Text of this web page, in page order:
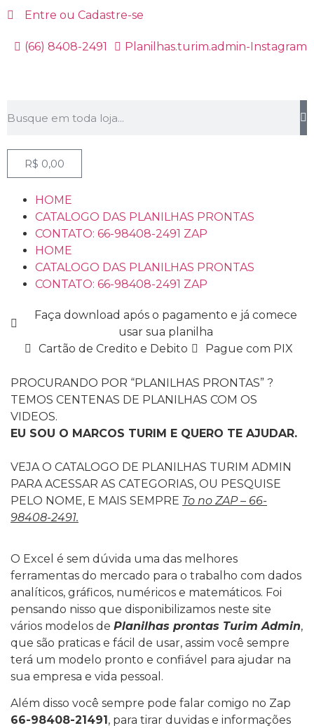
Entre ou Cadastre-se
(66) 8408-2491 Planilhas.turim.admin-Instagram
R$ 0,00
HOME
CATALOGO DAS PLANILHAS PRONTAS
CONTATO: 66-98408-2491 ZAP
HOME
CATALOGO DAS PLANILHAS PRONTAS
CONTATO: 66-98408-2491 ZAP
Faça download após o pagamento e já comece
usar sua planilha
Cartão de Credito e Debito
Pague com PIX
PROCURANDO POR “PLANILHAS PRONTAS” ?
TEMOS CENTENAS DE PLANILHAS COM OS
VIDEOS.
EU SOU O MARCOS TURIM E QUERO TE AJUDAR.
VEJA O CATALOGO DE PLANILHAS TURIM ADMIN
PARA ACESSAR AS CATEGORIAS, OU PESQUISE
PELO NOME, E MAIS SEMPRE To no ZAP – 66-
98408-2491.
O Excel é sem dúvida uma das melhores
ferramentas do mercado para o trabalho com dados
analíticos, gráficos, numéricos e matemáticos. Foi
pensando nisso que disponibilizamos neste site
vários modelos de Planilhas prontas Turim Admin,
que são praticas e fácil de usar, assim você sempre
terá um modelo pronto e confiável para ajudar na
sua empresa e vida pessoal.
Além disso você sempre pode falar comigo no Zap
66-98408-21491 , para tirar duvidas e informações